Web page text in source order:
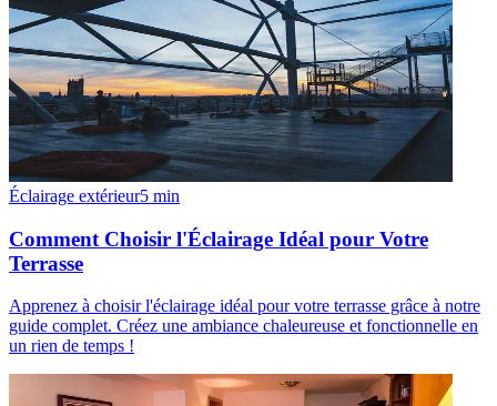
Éclairage extérieur5 min
Comment Choisir l'Éclairage Idéal pour Votre
Terrasse
Apprenez à choisir l'éclairage idéal pour votre terrasse grâce à notre
guide complet. Créez une ambiance chaleureuse et fonctionnelle en
un rien de temps !